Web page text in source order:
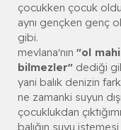
çocukken çocuk
aynı gençken genç
gibi.
mevlana'nın "ol
bilmezler" dediği
yani balık denizin
ne zamanki suyun
çocuklukdan
balığın suyu